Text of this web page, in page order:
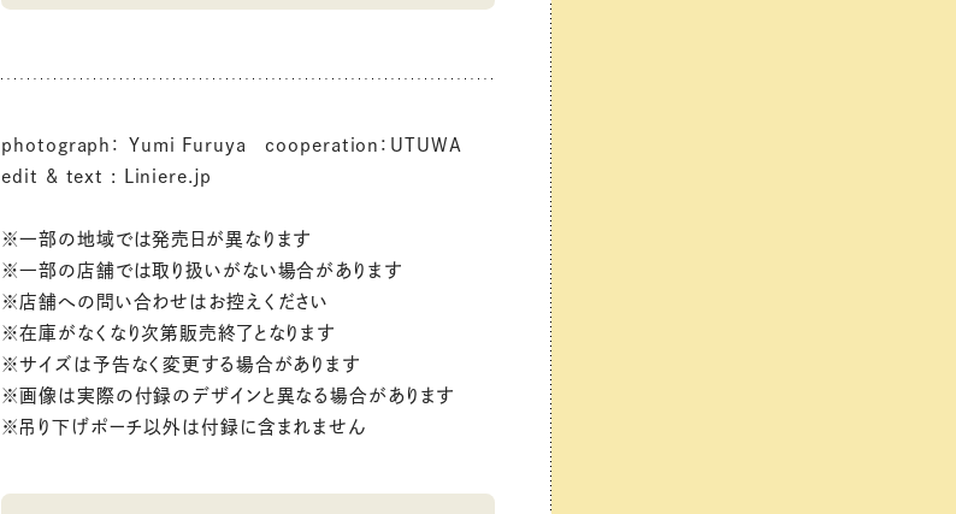
photograph： Yumi Furuya cooperation：UTUWA
edit & text : Liniere.jp
※一部の地域では発売日が異なります
※一部の店舗では取り扱いがない場合があります
※店舗への問い合わせはお控えください
※在庫がなくなり次第販売終了となります
※サイズは予告なく変更する場合があります
※画像は実際の付録のデザインと異なる場合があります
※吊り下げポーチ以外は付録に含まれません